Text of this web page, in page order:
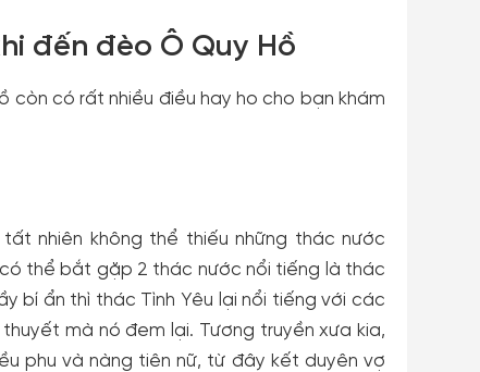
đến đèo Ô Quy Hồ
còn có rất nhiều điều hay ho cho bạn khám
nhiên không thể thiếu những thác nước
thể bắt gặp 2 thác nước nổi tiếng là thác
bí ẩn thì thác Tình Yêu lại nổi tiếng với các
mà nó đem lại. Tương truyền xưa kia,
phu và nàng tiên nữ, từ đây kết duyên vợ